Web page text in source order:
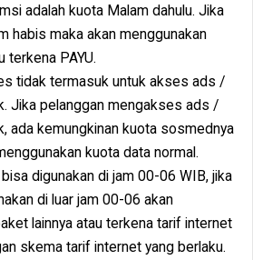
adalah kuota Malam dahulu. Jika
habis maka akan menggunakan
terkena PAYU.
tidak termasuk untuk akses ads /
Jika pelanggan mengakses ads /
ada kemungkinan kuota sosmednya
kuota data normal.
digunakan di jam 00-06 WIB, jika
di luar jam 00-06 akan
lainnya atau terkena tarif internet
skema tarif internet yang berlaku.